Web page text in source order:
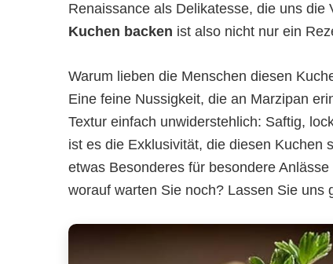
Renaissance als Delikatesse, die uns
Kuchen backen ist also nicht nur ein
Warum lieben die Menschen diesen
Eine feine Nussigkeit, die an Marzipan
Textur einfach unwiderstehlich: Saftig,
ist es die Exklusivität, die diesen Kuchen
etwas Besonderes für besondere
worauf warten Sie noch? Lassen Sie uns